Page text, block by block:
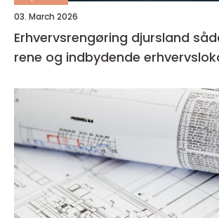
03. March 2026
Erhvervsrengøring djursland sådan skaber du
rene og indbydende